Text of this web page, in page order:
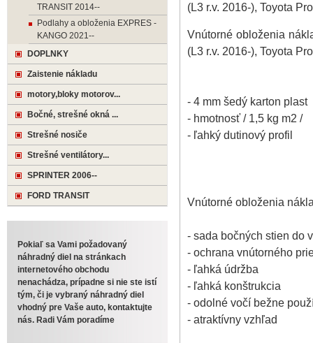
(L3 r.v. 2016-), Toyota
Vnútorné obloženia
(L3 r.v. 2016-), Toyota
- 4 mm šedý karton plast
- hmotnosť / 1,5 kg m2 /
- ľahký dutinový profil
Vnútorné obloženia
- sada bočných stien do
- ochrana vnútorného
- ľahká údržba
- ľahká konštrukcia
- odolné vočí bežne
- atraktívny vzhľad
TRANSIT 2014--
Podlahy a obloženia EXPRES -
KANGO 2021--
DOPLNKY
Zaistenie nákladu
motory,bloky motorov...
Bočné, strešné okná ...
Strešné nosiče
Strešné ventilátory...
SPRINTER 2006--
FORD TRANSIT
Pokiaľ sa Vami požadovaný
náhradný diel na stránkach
internetového obchodu
nenachádza, prípadne si nie ste istí
tým, či je vybraný náhradný diel
vhodný pre Vaše auto, kontaktujte
nás. Radi Vám poradíme